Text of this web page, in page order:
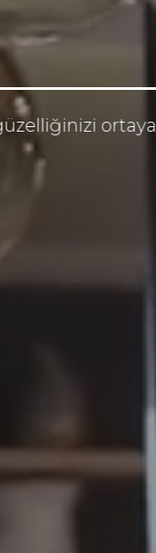
ortaya